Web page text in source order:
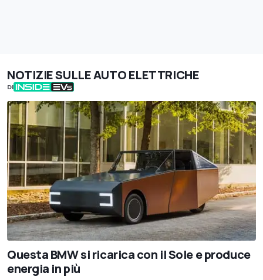
NOTIZIE SULLE AUTO ELETTRICHE
DI
Questa BMW si ricarica con il Sole e produce
energia in più